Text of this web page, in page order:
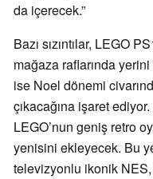
da içerecek.”
Bazı sızıntılar, LEGO
mağaza raflarında
ise Noel dönemi
çıkacağına işaret
LEGO’nun geniş retro
yenisini ekleyecek. Bu
televizyonlu ikonik